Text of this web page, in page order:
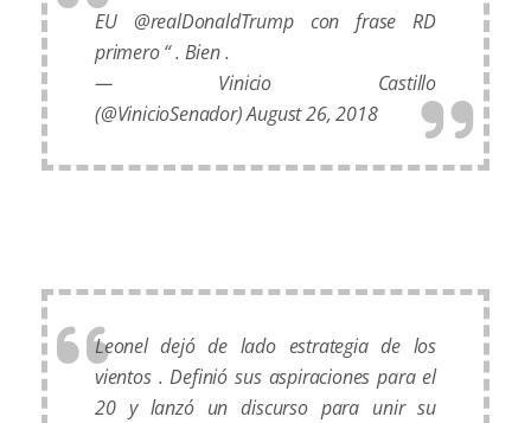
EU @realDonaldTrumpcon frase RD
primero “ . Bien .
— Vinicio Castillo
(@VinicioSenador)August 26, 2018
Leonel dejó de lado estrategia de los
vientos . Definió sus aspiraciones para el
20 y lanzó un discurso para unir su